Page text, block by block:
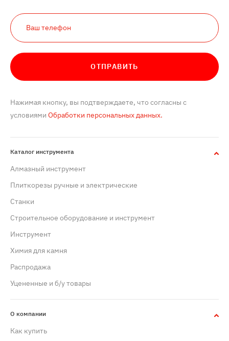
ОТПРАВИТЬ
Нажимая кнопку, вы подтверждаете, что согласны с
условиями Обработки персональных данных.
Каталог инструмента
Алмазный инструмент
Плиткорезы ручные и электрические
Станки
Строительное оборудование и инструмент
Инструмент
Химия для камня
Распродажа
Уцененные и б/у товары
О компании
Как купить